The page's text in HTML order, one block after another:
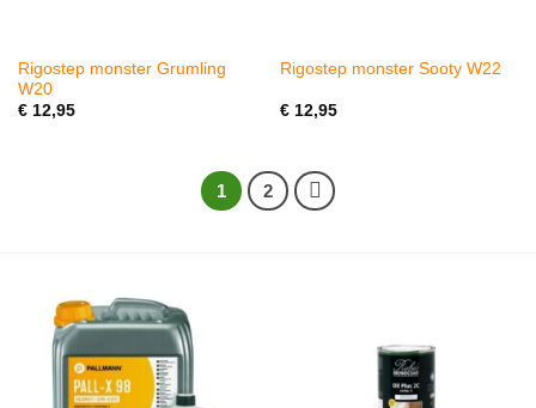
Rigostep monster Grumling
W20
€12,95
Rigostep monster Sooty W22
€12,95
1 2